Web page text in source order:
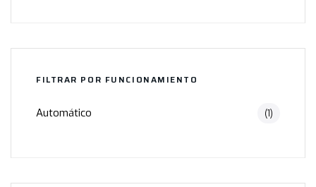
FILTRAR POR FUNCIONAMIENTO
Automático (1)